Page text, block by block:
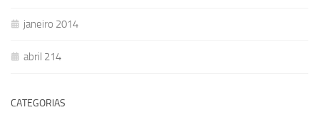
janeiro 2014
abril 214
CATEGORIAS